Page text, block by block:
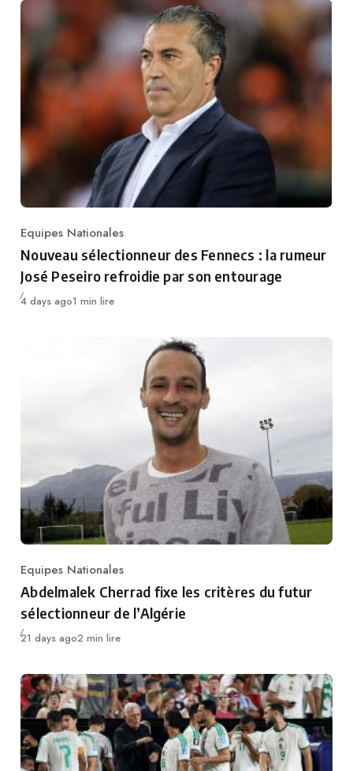
Category
Equipes Nationales
Nouveau sélectionneur des Fennecs : la rumeur
José Peseiro refroidie par son entourage
Publié
4 days ago1 min lire
Category
Equipes Nationales
Abdelmalek Cherrad fixe les critères du futur
sélectionneur de l’Algérie
Publié
21 days ago2 min lire